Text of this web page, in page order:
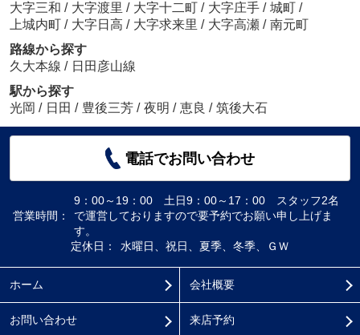
大字三和 / 大字渡里 / 大字十二町 / 大字庄手 / 城町 /
上城内町 / 大字日高 / 大字求来里 / 大字高瀬 / 南元町
路線から探す
久大本線 / 日田彦山線
駅から探す
光岡 / 日田 / 豊後三芳 / 夜明 / 恵良 / 筑後大石
電話でお問い合わせ
営業時間：
9：00～19：00 土日9：00～17：00 スタッフ2名
で運営しておりますので要予約でお願い申し上げま
す。
定休日：
水曜日、祝日、夏季、冬季、ＧＷ
ホーム 会社概要
お問い合わせ 来店予約